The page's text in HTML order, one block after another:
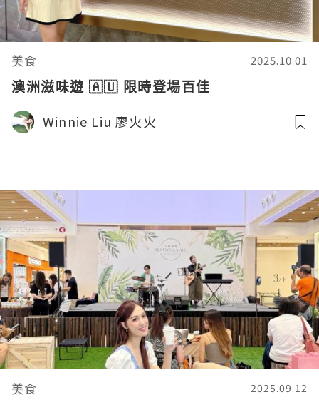
美食 2025.10.01
澳洲滋味遊 🇦🇺 限時登場百佳
Winnie Liu 廖火火
美食 2025.09.12